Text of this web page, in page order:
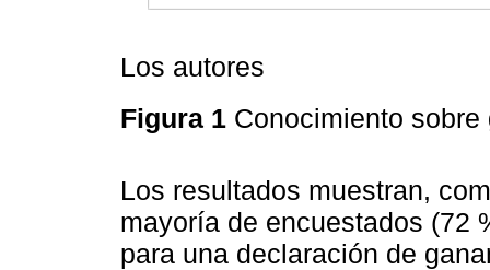
Los autores
Figura 1 Conocimiento
Los resultados muestran,
mayoría de encuestados (72
para una declaración de